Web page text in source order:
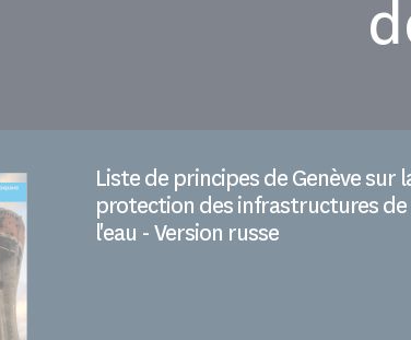
Liste de principes de Genève sur
protection des infrastructures de
l'eau - Version russe